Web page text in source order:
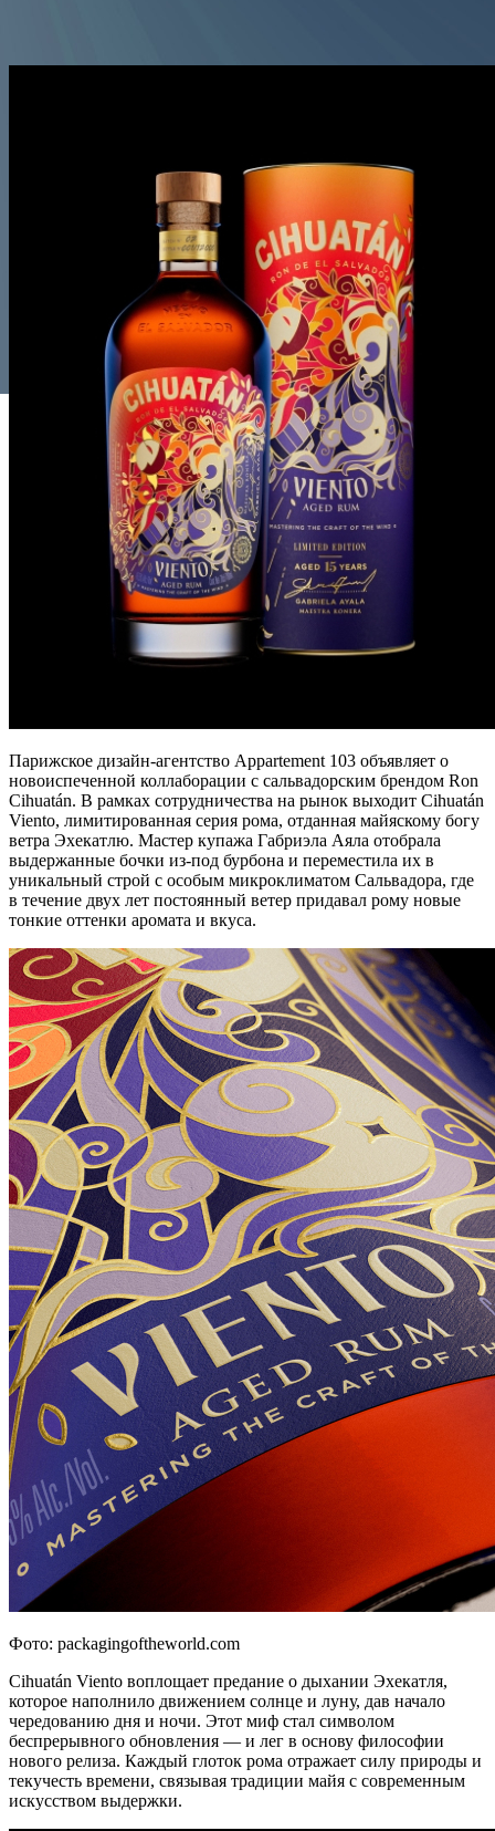
Парижское дизайн-агентство Appartement 103 объявляет о
новоиспеченной коллаборации с сальвадорским брендом Ron
Cihuatán. В рамках сотрудничества на рынок выходит Cihuatán
Viento, лимитированная серия рома, отданная майяскому богу
ветра Эхекатлю. Мастер купажа Габриэла Аяла отобрала
выдержанные бочки из-под бурбона и переместила их в
уникальный строй с особым микроклиматом Сальвадора, где
в течение двух лет постоянный ветер придавал рому новые
тонкие оттенки аромата и вкуса.
Фото: packagingoftheworld.com
Cihuatán Viento воплощает предание о дыхании Эхекатля,
которое наполнило движением солнце и луну, дав начало
чередованию дня и ночи. Этот миф стал символом
беспрерывного обновления — и лег в основу философии
нового релиза. Каждый глоток рома отражает силу природы и
текучесть времени, связывая традиции майя с современным
искусством выдержки.